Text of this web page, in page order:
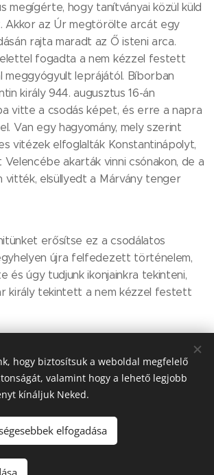
megígérte, hogy tanítványai közül küld
Akkor az Úr megtörölte arcát egy
rajta maradt az Ő isteni arca.
fogadta a nem kézzel festett
meggyógyult leprájától. Bíborban
király 944. augusztus 16-án
vitte a csodás képet, és erre a napra
Van egy hagyomány, mely szerint
vitézek elfoglalták Konstantinápolyt,
akarták vinni csónakon, de a
vitték, elsüllyedt a Márvány tenger
erősítse ez a csodálatos
újra felfedezett történelem,
és úgy tudjunk ikonjainkra tekinteni,
király tekintett a nem kézzel festett
Parókia | 7624 Pécs, Alajos u.
hogy biztosítsuk a weboldal megfelelő
valamint hogy a lehető legjobb
kínáljuk Neked.
elfogadása